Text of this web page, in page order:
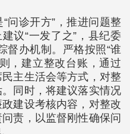
问诊开方”，推进问题整
议“一发了之”，县纪委
督办机制。严格按照“谁
，建立整改台账，通过
主生活会等方式，对整
同时，将建议落实情况
建设考核内容，对整改
责，以监督刚性确保问